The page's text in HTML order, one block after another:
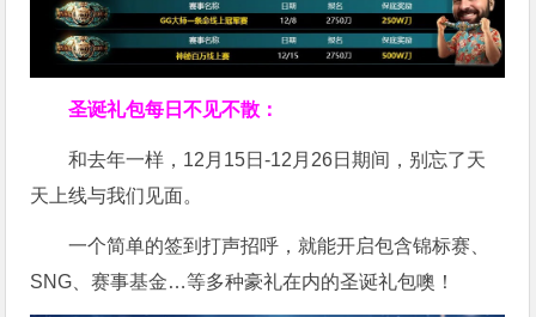
圣诞礼包每日不见不散：
和去年一样，12月15日-12月26日期间，别忘了天
天上线与我们见面。
一个简单的签到打声招呼，就能开启包含锦标赛、
SNG、赛事基金…等多种豪礼在内的圣诞礼包噢！